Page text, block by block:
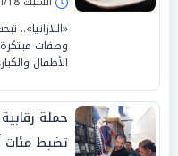
«اللازانيا»..
وصفات
الأطفال
حملة
تضبط مئات